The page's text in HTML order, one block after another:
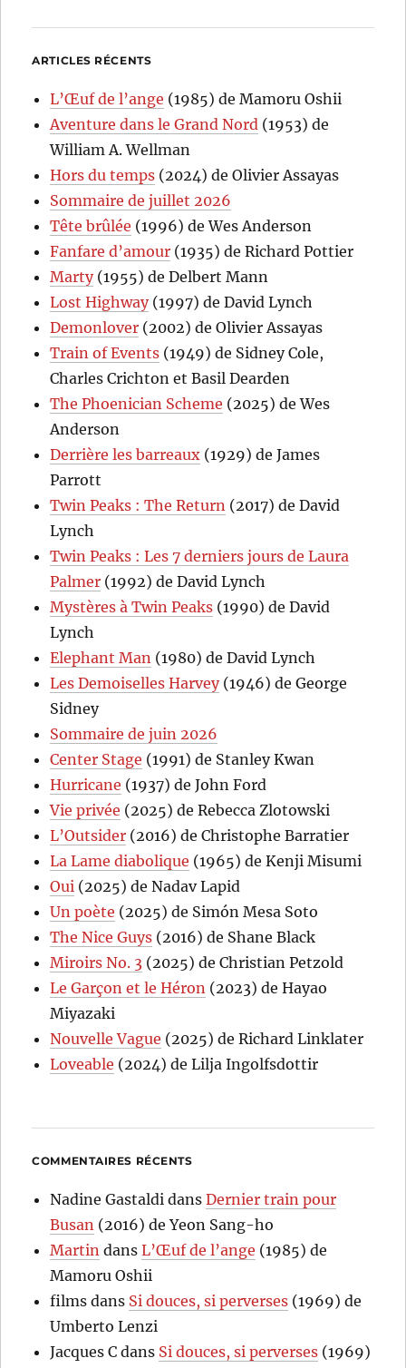
ARTICLES RÉCENTS
L’Œuf de l’ange (1985) de Mamoru Oshii
Aventure dans le Grand Nord (1953) de
William A. Wellman
Hors du temps (2024) de Olivier Assayas
Sommaire de juillet 2026
Tête brûlée (1996) de Wes Anderson
Fanfare d’amour (1935) de Richard Pottier
Marty(1955) de Delbert Mann
Lost Highway(1997) de David Lynch
Demonlover (2002) de Olivier Assayas
Train of Events (1949) de Sidney Cole,
Charles Crichton et Basil Dearden
The Phoenician Scheme (2025) de Wes
Anderson
Derrière les barreaux (1929) de James
Parrott
Twin Peaks : The Return (2017) de David
Lynch
Twin Peaks : Les 7 derniers jours de Laura
Palmer (1992) de David Lynch
Mystères à Twin Peaks (1990) de David
Lynch
Elephant Man (1980) de David Lynch
Les Demoiselles Harvey(1946) de George
Sidney
Sommaire de juin 2026
Center Stage (1991) de Stanley Kwan
Hurricane (1937) de John Ford
Vie privée (2025) de Rebecca Zlotowski
L’Outsider (2016) de Christophe Barratier
La Lame diabolique (1965) de Kenji Misumi
Oui (2025) de Nadav Lapid
Un poète (2025) de Simón Mesa Soto
The Nice Guys (2016) de Shane Black
Miroirs No. 3 (2025) de Christian Petzold
Le Garçon et le Héron (2023) de Hayao
Miyazaki
Nouvelle Vague (2025) de Richard Linklater
Loveable (2024) de Lilja Ingolfsdottir
COMMENTAIRES RÉCENTS
Nadine Gastaldi dansDernier train pour
Busan (2016) de Yeon Sang-ho
Martin dansL’Œuf de l’ange (1985) de
Mamoru Oshii
films dans Si douces, si perverses (1969) de
Umberto Lenzi
Jacques C dans Si douces, si perverses (1969)